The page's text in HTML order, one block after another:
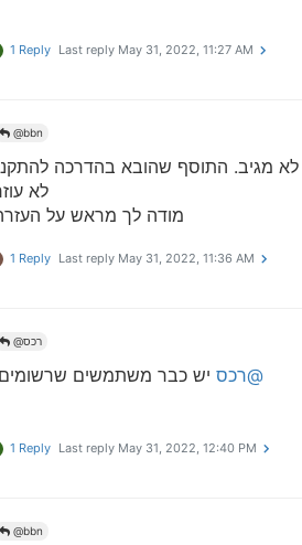
1 Reply Last reply May 31, 2022, 11:27 AM
@bbn
לא מגיב. התוסף שהובא בהדרכה
לא
מודה לך מראש על
1 Reply Last reply May 31, 2022, 11:36 AM
@רכס
@רכס יש כבר משתמשים
1 Reply Last reply May 31, 2022, 12:40 PM
@bbn